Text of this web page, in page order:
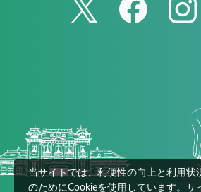
当サイトでは、利便性の向上と利用状
のためにCookieを使用しています。サ